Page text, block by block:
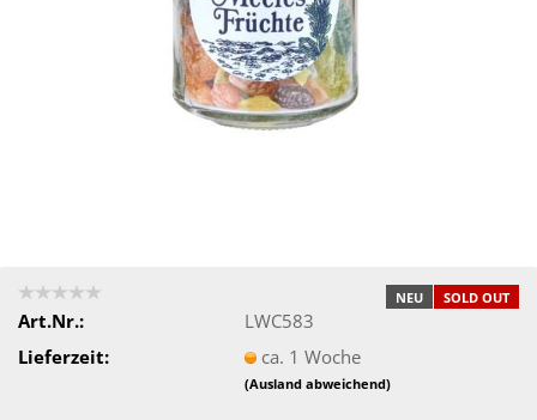
NEU SOLD OUT
Art.Nr.:
LWC583
Lieferzeit:
ca. 1 Woche
(Ausland abweichend)